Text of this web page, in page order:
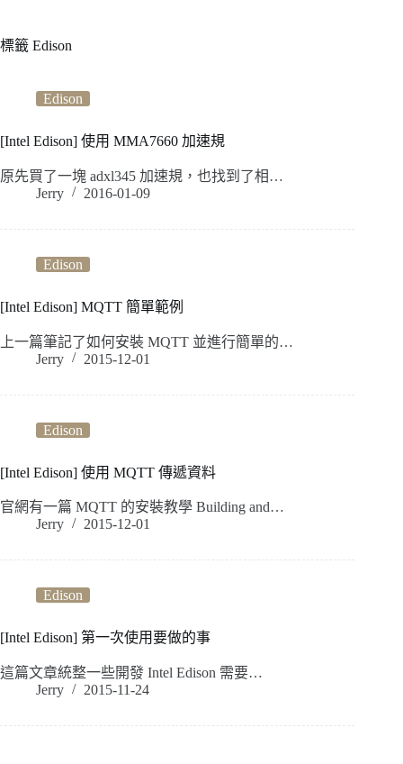
標籤 Edison
Edison
[Intel Edison] 使用 MMA7660 加速規
原先買了一塊 adxl345 加速規，也找到了相…
Jerry
2016-01-09
Edison
[Intel Edison] MQTT 簡單範例
上一篇筆記了如何安裝 MQTT 並進行簡單的…
Jerry
2015-12-01
Edison
[Intel Edison] 使用 MQTT 傳遞資料
官網有一篇 MQTT 的安裝教學 Building and…
Jerry
2015-12-01
Edison
[Intel Edison] 第一次使用要做的事
這篇文章統整一些開發 Intel Edison 需要…
Jerry
2015-11-24